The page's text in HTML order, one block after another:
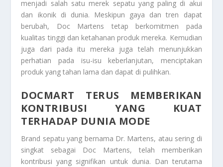
menjadi salah satu merek sepatu yang paling di akui
dan ikonik di dunia. Meskipun gaya dan tren dapat
berubah, Doc Martens tetap berkomitmen pada
kualitas tinggi dan ketahanan produk mereka. Kemudian
juga dari pada itu mereka juga telah menunjukkan
perhatian pada isu-isu keberlanjutan, menciptakan
produk yang tahan lama dan dapat di pulihkan.
DOCMART TERUS MEMBERIKAN
KONTRIBUSI YANG KUAT
TERHADAP DUNIA MODE
Brand sepatu yang bernama Dr. Martens, atau sering di
singkat sebagai Doc Martens, telah memberikan
kontribusi yang signifikan untuk dunia. Dan terutama